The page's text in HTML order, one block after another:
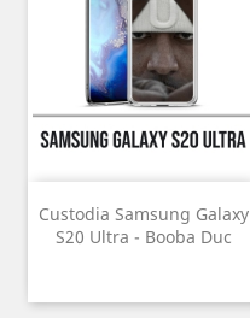
Custodia Samsung Galaxy
S20 Ultra - Booba Duc